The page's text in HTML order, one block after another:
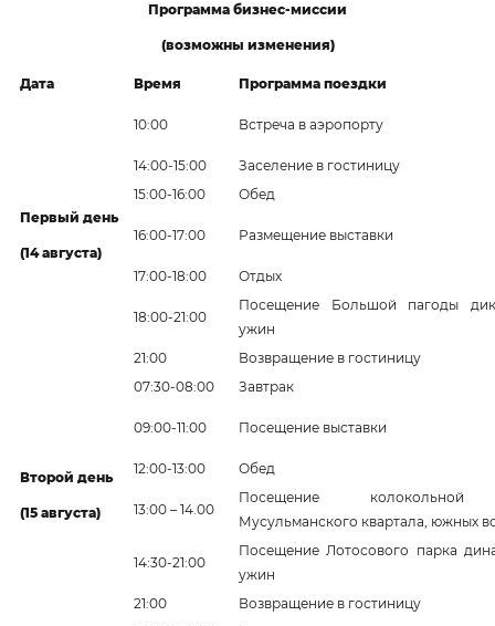
Программа бизнес-миссии
(возможны изменения)
Дата Время Программа поездки
Первый день
(14 августа)
10:00 Встреча в аэропорту
14:00-15:00
Заселение в гостиницу
15:00-16:00
Обед
16:00-17:00 Размещение выставки
17:00-18:00 Отдых
18:00-21:00
Посещение Большой пагоды
ужин
21:00
Возвращение в гостиницу
Второй день
(15 августа)
07:30-08:00 Завтрак
09:00-11:00 Посещение выставки
12:00-13:00 Обед
13:00 – 14.00
Посещение
Мусульманского квартала, южных
14:30-21:00
Посещение Лотосового парка
ужин
21:00
Возвращение в гостиницу